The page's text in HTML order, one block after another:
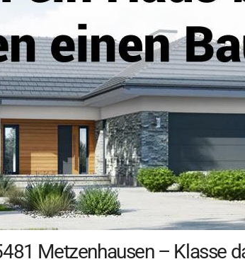
Metzenhausen – Klasse